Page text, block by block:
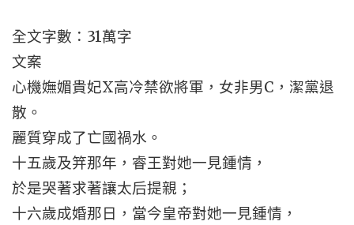
全文字數：31萬字
文案
心機嫵媚貴妃X高冷禁欲將軍，女非男C，潔黨退
散。
麗質穿成了亡國禍水。
十五歲及笄那年，睿王對她一見鍾情，
於是哭著求著讓太后提親；
十六歲成婚那日，當今皇帝對她一見鍾情，